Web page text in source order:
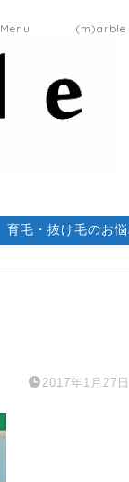
Menu (m)arble
育毛・抜け毛のお
2017年1月27日